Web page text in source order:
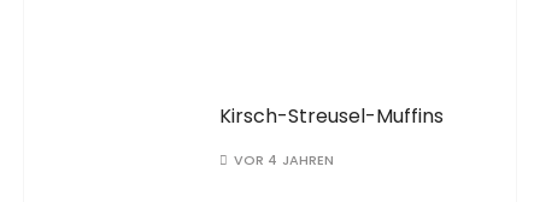
Kirsch-Streusel-Muffins
VOR 4 JAHREN